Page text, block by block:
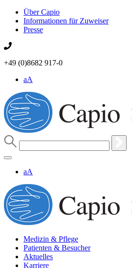
Über Capio
Informationen für Zuweiser
Presse
+49 (0)8682 917-0
aA
aA
Medizin & Pflege
Patienten & Besucher
Aktuelles
Karriere